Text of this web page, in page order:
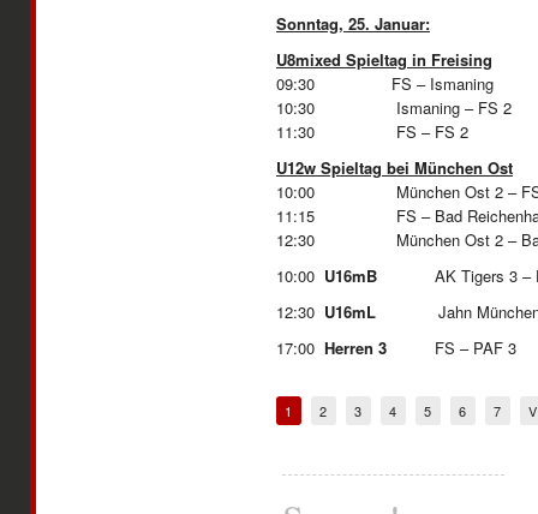
Sonntag, 25. Januar:
U8mixed Spieltag in Freising
09:30 FS – Ismaning
10:30 Ismaning – FS 2
11:30 FS
U12w Spieltag bei München Ost
10:00 München Ost 2 –
11:15 FS – Bad
12:30 München Ost 2 – Bad
10:00 U16mB AK Tigers 3 –
12:30 U16mL Jahn München
17:00 Herren 3 FS –
1 2 3 4 5 6 7